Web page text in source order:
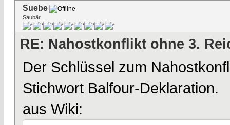
Suebe
Saubär
RE: Nahostkonflikt ohne 3.
Der Schlüssel zum
Stichwort Balfour-Deklaration.
aus Wiki: